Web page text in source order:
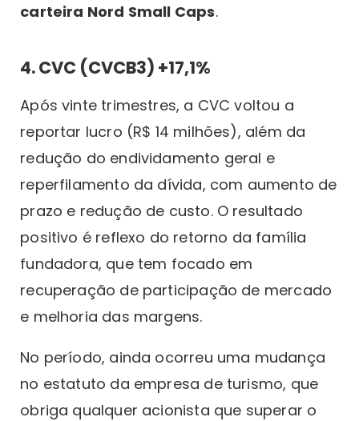
carteira Nord Small Caps.
4. CVC (CVCB3) +17,1%
Após vinte trimestres, a CVC voltou a
reportar lucro (R$ 14 milhões), além da
redução do endividamento geral e
reperfilamento da dívida, com aumento de
prazo e redução de custo. O resultado
positivo é reflexo do retorno da família
fundadora, que tem focado em
recuperação de participação de mercado
e melhoria das margens.
No período, ainda ocorreu uma mudança
no estatuto da empresa de turismo, que
obriga qualquer acionista que superar o